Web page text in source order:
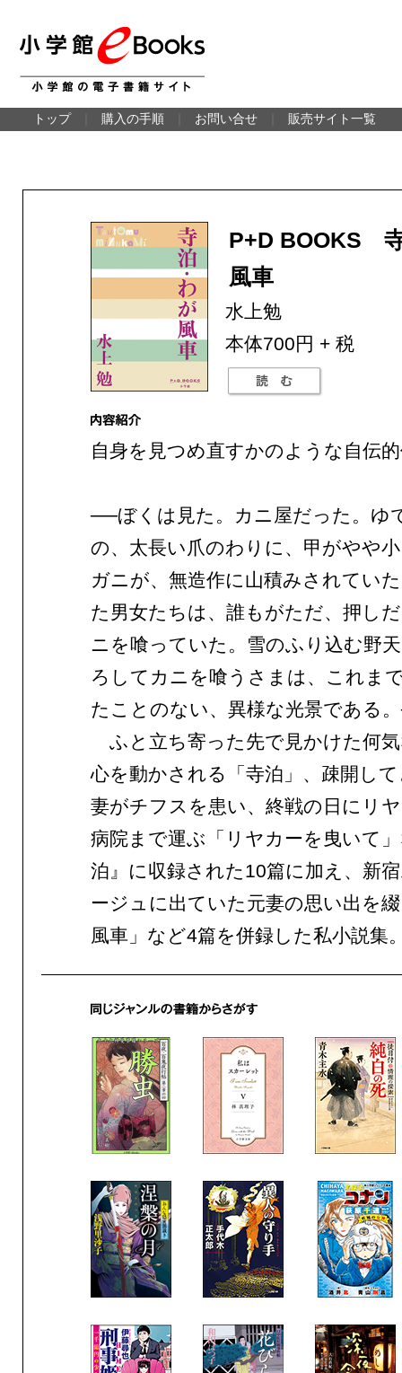
トップ 購入の手順 お問い合せ 販売サイト一覧
P+D BOOKS
風車
水上勉
本体700円 + 税
自身を見つめ直すかのような自伝
──ぼくは見た。カニ屋だった。ゆ
の、太長い爪のわりに、甲がやや
ガニが、無造作に山積みされてい
た男女たちは、誰もがただ、押し
ニを喰っていた。雪のふり込む野
ろしてカニを喰うさまは、これま
たことのない、異様な光景である
ふと立ち寄った先で見かけた何
心を動かされる「寺泊」、疎開し
妻がチフスを患い、終戦の日にリ
病院まで運ぶ「リヤカーを曳いて
泊』に収録された10篇に加え、新
ージュに出ていた元妻の思い出を
風車」など4篇を併録した私小説集